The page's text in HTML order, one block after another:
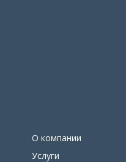
О компании
Услуги